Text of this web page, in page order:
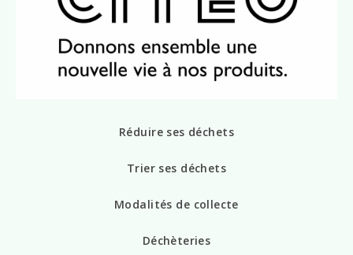
Réduire ses déchets
Trier ses déchets
Modalités de collecte
Déchèteries